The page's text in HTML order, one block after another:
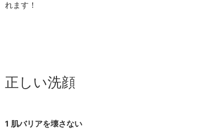
れます！
正しい洗顔
1 肌バリアを壊さない